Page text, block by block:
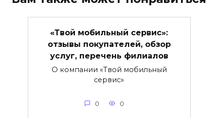
«Твой мобильный сервис»:
отзывы покупателей, обзор
услуг, перечень филиалов
О компании «Твой мобильный
сервис»
0 0